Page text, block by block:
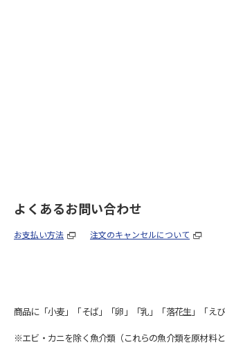
よくあるお問い合わせ
お支払い方法 注文のキャンセルについて
商品に「小麦」「そば」「卵」「乳」「落花生」「え
※エビ・カニを除く魚介類（これらの魚介類を原材料